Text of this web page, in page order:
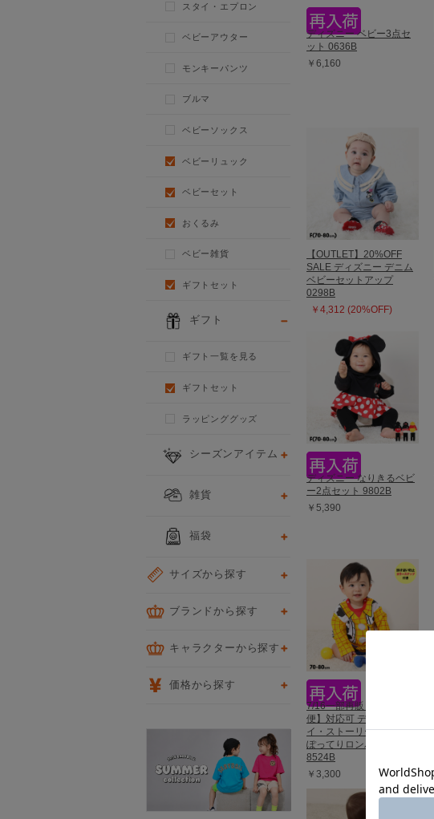
ディズニー ベビー3点セ
ット 0636B
￥6,160
【OUTLET】20%OFF
SALE ディズニー デニム
ベビーセットアップ
0298B
￥4,312 (20%OFF)
ディズニー なりきるベビ
ー2点セット 9802B
￥5,390
7/16一部再販 【メール
便】対応可 ディズニー ト
イ・ストーリー なりきる
ぽってりロンパース
8524B
￥3,300
スタイ・エプロン
ベビーアウター
モンキーパンツ
ブルマ
ベビーソックス
ベビーリュック
ベビーセット
おくるみ
ベビー雑貨
ギフトセット
ギフト
ギフト一覧を見る
ギフトセット
ラッピンググッズ
シーズンアイテム
雑貨
福袋
サイズから探す
ブランドから探す
キャラクターから探す
価格から探す